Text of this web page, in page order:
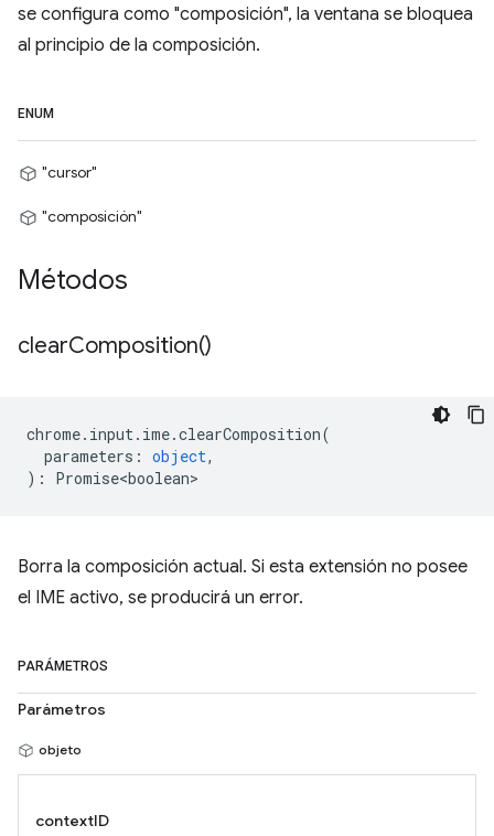
se configura como "composición", la ventana se bloquea
al principio de la composición.
ENUM
"cursor"
"composición"
Métodos
clearComposition()
chrome. input. ime.clearComposition(
parameters : object,
) : Promise<boolean>
Borra la composición actual. Si esta extensión no posee
el IME activo, se producirá un error.
PARÁMETROS
Parámetros
objeto
contextID